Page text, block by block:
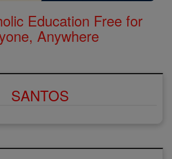
Education Free for
Anywhere
SANTOS